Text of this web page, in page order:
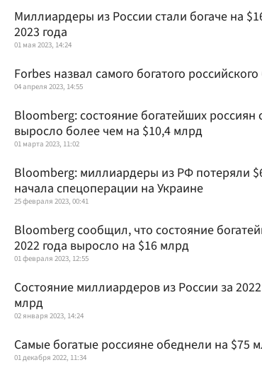
Миллиардеры из России стали богаче на
2023 года
01 мая 2023, 14:24
Forbes назвал самого богатого
04 апреля 2023, 14:55
Bloomberg: состояние богатейших россиян
выросло более чем на $10,4 млрд
01 марта 2023, 11:02
Bloomberg: миллиардеры из РФ потеряли
начала спецоперации на Украине
25 февраля 2023, 00:41
Bloomberg сообщил, что состояние
2022 года выросло на $16 млрд
01 февраля 2023, 12:55
Состояние миллиардеров из России за
млрд
02 января 2023, 14:24
Самые богатые россияне обеднели на $75
01 декабря 2022, 11:34